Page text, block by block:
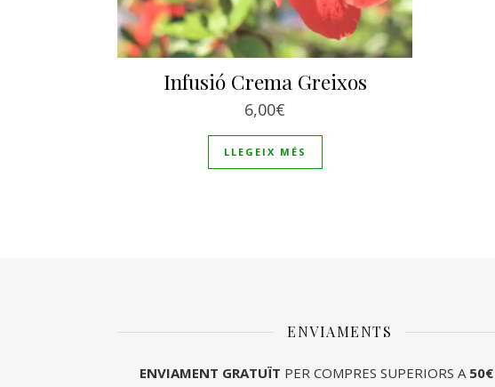
Infusió Crema Greixos
6,00€
LLEGEIX MÉS
ENVIAMENTS
ENVIAMENT GRATUÏT PER COMPRES SUPERIORS A 50€